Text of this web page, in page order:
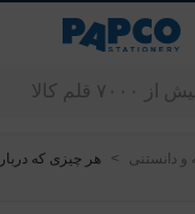
و دانستنی >
هر چیزی که